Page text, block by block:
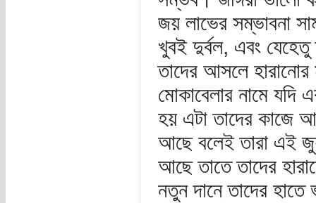
জয় লাভের সম্ভাবনা
খুবই দুর্বল, এবং
তাদের আসলে
মোকাবেলার নামে যদি
হয় এটা তাদের কাজে
আছে বলেই তারা এই
আছে তাতে তাদের
নতুন দানে তাদের